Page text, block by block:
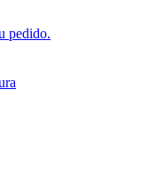
pedido.